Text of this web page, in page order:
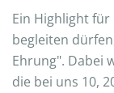
Ein Highlight
begleiten
Ehrung". Dabei
die bei uns 10,